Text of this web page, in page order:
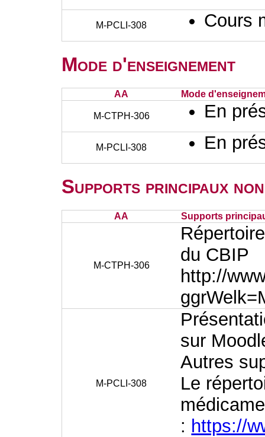
M-PCLI-308 Cours
Mode d'enseignement
AA Mode
M-CTPH-306 En
M-PCLI-308 En
Supports principaux
AA Supports
M-CTPH-306
du CBIP
http://
M-PCLI-308
sur
Autres
Le
: https://